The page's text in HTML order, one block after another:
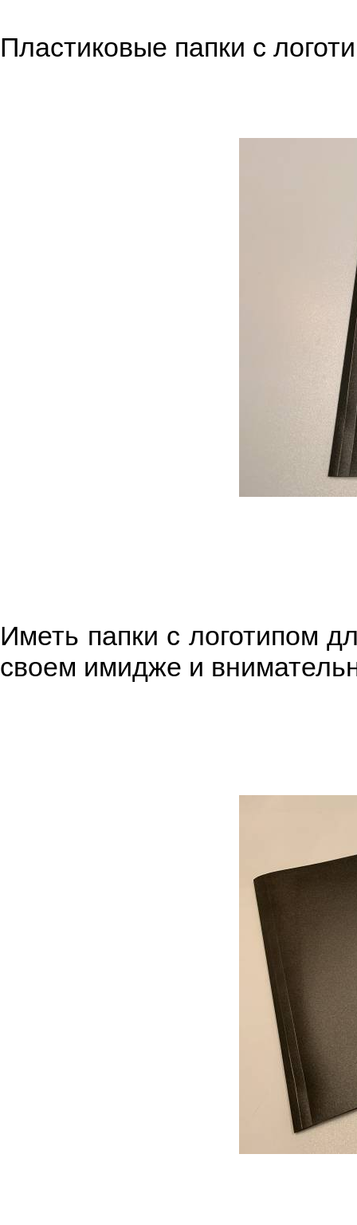
Пластиковые папки с
Иметь папки с логотипом
своем имидже и